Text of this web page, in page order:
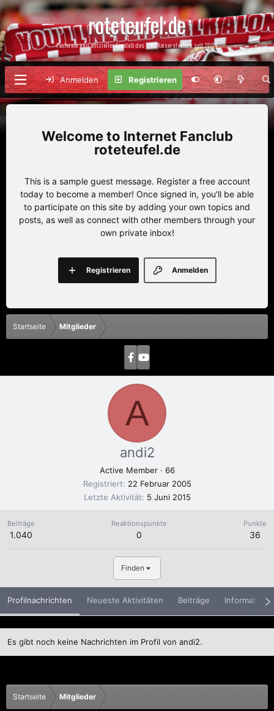
roteteufel.de
Fanforum und offizieller Fanclub des 1. FC Kaiserslautern seit 2004
Anmelden Registrieren
Internet Fanclub
roteteufel.de
This is a sample guest message. Register a free account
today to become a member! Once signed in, you'll be able
to participate on this site by adding your own topics and
posts, as well as connect with other members through your
own private inbox!
Anmelden
Registrieren
Startseite Mitglieder
A
andi2
Active Member · 66
Registriert
22 Februar 2005
Letzte Aktivität
5 Juni 2015
Beiträge
1.040
Reaktionspunkte
0
Punkte
36
Finden
Profilnachrichten Neueste Aktivitäten Beiträge
Es gibt noch keine Nachrichten im Profil von andi2.
Startseite Mitglieder